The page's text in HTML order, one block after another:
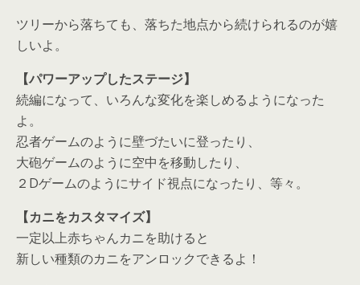
ツリーから落ちても、落ちた地点から続けられるのが嬉
しいよ。
【パワーアップしたステージ】
続編になって、いろんな変化を楽しめるようになった
よ。
忍者ゲームのように壁づたいに登ったり、
大砲ゲームのように空中を移動したり、
２Dゲームのようにサイド視点になったり、等々。
【カニをカスタマイズ】
一定以上赤ちゃんカニを助けると
新しい種類のカニをアンロックできるよ！